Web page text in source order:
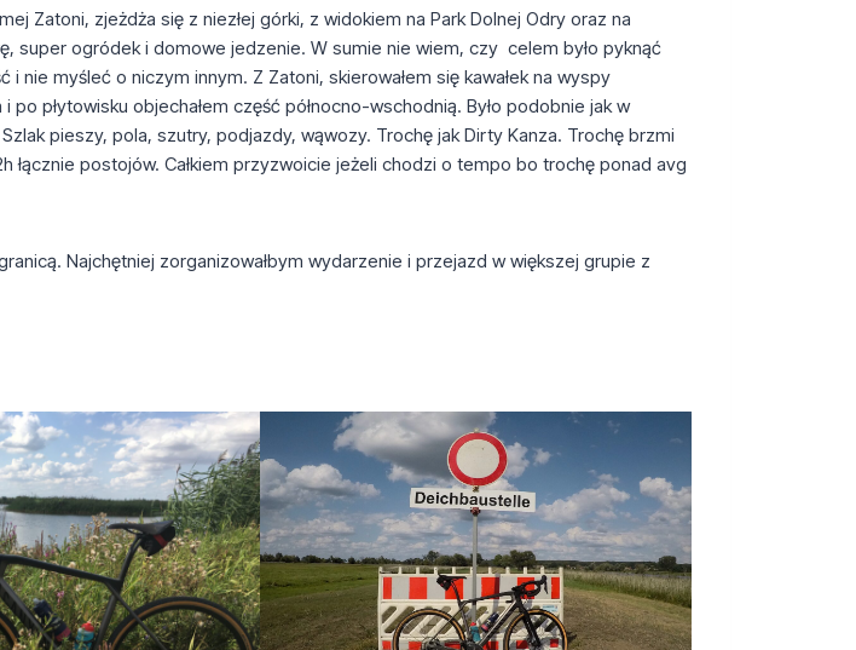
Zatoni, zjeżdża się z niezłej górki, z widokiem na Park Dolnej Odry oraz na
super ogródek i domowe jedzenie. W sumie nie wiem, czy celem było pyknąć
myśleć o niczym innym. Z Zatoni, skierowałem się kawałek na wyspy
płytowisku objechałem część północno-wschodnią. Było podobnie jak w
pieszy, pola, szutry, podjazdy, wąwozy. Trochę jak Dirty Kanza. Trochę brzmi
łącznie postojów. Całkiem przyzwoicie jeżeli chodzi o tempo bo trochę ponad avg
Najchętniej zorganizowałbym wydarzenie i przejazd w większej grupie z